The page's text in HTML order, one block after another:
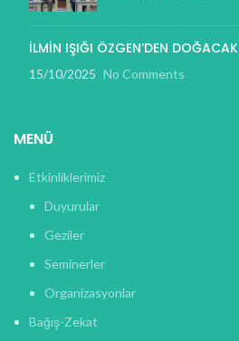
İLMİN IŞIĞI ÖZGEN’DEN DOĞACAK
15/10/2025 No Comments
MENÜ
Etkinliklerimiz
Duyurular
Geziler
Seminerler
Organizasyonlar
Bağış-Zekat